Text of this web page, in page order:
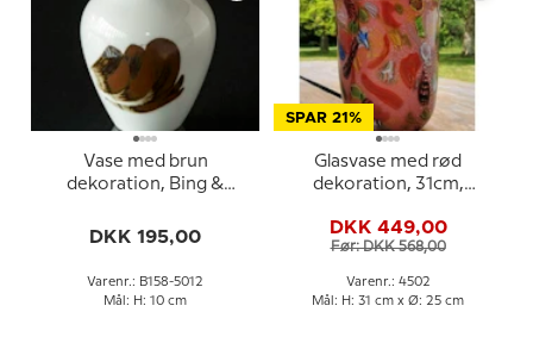
Vase med brun
dekoration, Bing &
eller 158-12
DKK 195,00
Varenr.: B158-5012
Mål: H: 10 cm
SPAR 21%
Glasvase med rød
dekoration, 31cm,
DKK 449,00
Før: DKK 568,00
Varenr.: 4502
Mål: H: 31 cm x Ø: 25 cm